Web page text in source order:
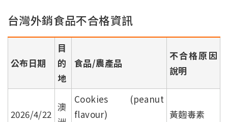
台灣外銷食品不合格資訊
公布日期
目
的
地
食品/農產品
不合格原因
說明
2026/4/22
澳
Cookies (peanut
flavour)
黃麴毒素